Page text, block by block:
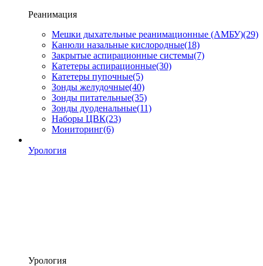
Реанимация
Мешки дыхательные реанимационные (АМБУ)(29)
Канюли назальные кислородные(18)
Закрытые аспирационные системы(7)
Катетеры аспирационные(30)
Катетеры пупочные(5)
Зонды желудочные(40)
Зонды питательные(35)
Зонды дуоденальные(11)
Наборы ЦВК(23)
Мониторинг(6)
Урология
Урология